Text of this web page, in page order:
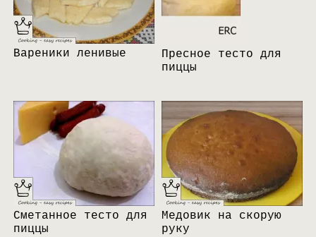
Вареники ленивые
Пресное тесто для
пиццы
Сметанное тесто для
пиццы
Медовик на скорую
руку